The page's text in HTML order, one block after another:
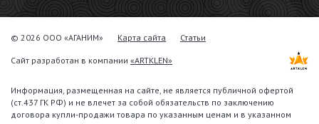
© 2026 ООО «АГАНИМ» Карта сайта Статьи
Сайт разработан в компании «ARTKLEN»
Информация, размещенная на сайте, не является публичной офертой
(ст.437 ГК РФ) и не влечет за собой обязательств по заключению
договора купли-продажи товара по указанным ценам и в указанном